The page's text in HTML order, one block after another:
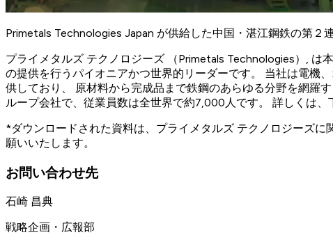
Primetals Technologies Japan が供給した中国・湛江鋼鉄の第２
プライメタルズ テクノロジーズ （Primetals Technologies）, は
の提供を行うパイオニアかつ世界的リーダーです。 当社は電機
供しており、 原材料から完成品まで鉄鋼のあらゆる分野を網羅
ループ会社で、従業員数は全世界で約7,000人です。 詳しくは、
*ダウンロードされた資料は、プライメタルズ テクノロジーズ
願いいたします。
お問い合わせ先
石崎 昌典
戦略企画・広報部